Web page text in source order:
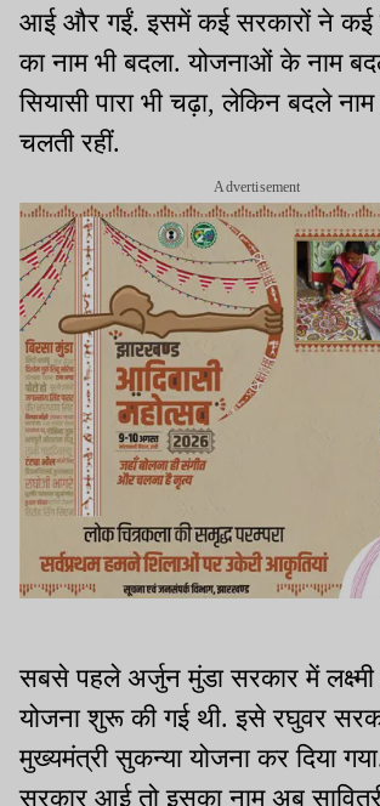
आई और गईं. इसमें कई सरकारों ने कई
का नाम भी बदला. योजनाओं के नाम
सियासी पारा भी चढ़ा, लेकिन बदले
चलती रहीं.
Advertisement
सबसे पहले अर्जुन मुंडा सरकार में लक्ष्मी
योजना शुरू की गई थी. इसे रघुवर
मुख्यमंत्री सुकन्या योजना कर दिया
सरकार आई तो इसका नाम अब